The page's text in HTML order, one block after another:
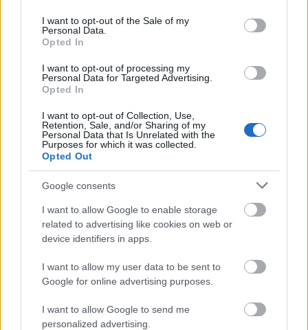
consent section.
I want to opt-out of the Sale of my
Personal Data.
Opted In
I want to opt-out of processing my
Personal Data for Targeted Advertising.
Opted In
I want to opt-out of Collection, Use,
Retention, Sale, and/or Sharing of my
Personal Data that Is Unrelated with the
Purposes for which it was collected.
Opted Out
Google consents
I want to allow Google to enable storage
related to advertising like cookies on web or
device identifiers in apps.
I want to allow my user data to be sent to
Google for online advertising purposes.
I want to allow Google to send me
personalized advertising.
Mivel említettük, hogy a zakók, blézerek terén a
Stella McCartney igen erős, azonnal nézelődni
rózsaszínű darabot.